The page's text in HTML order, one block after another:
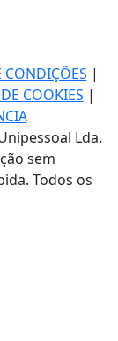
CONDIÇÕES |
COOKIES |
Lda.
sem
Todos os